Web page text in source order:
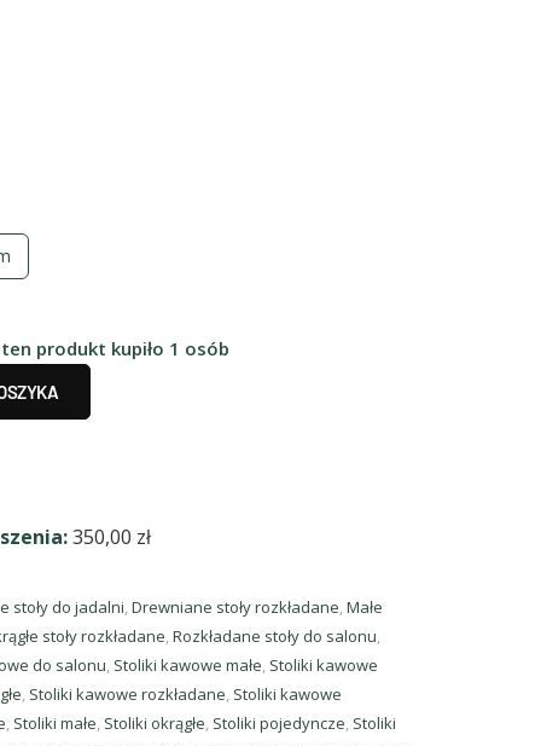
produkt kupiło 1 osób
350,00 zł
stoły do jadalni Drewniane stoły rozkładane Małe
stoły rozkładane Rozkładane stoły do salonu
do salonu Stoliki kawowe małe Stoliki kawowe
Stoliki kawowe rozkładane Stoliki kawowe
Stoliki małe Stoliki okrągłe Stoliki pojedyncze Stoliki